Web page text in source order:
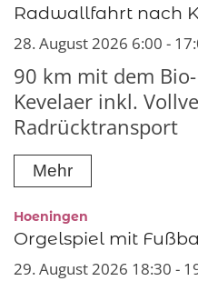
Radwallfahrt nach
28. August 2026 6:00 -
90 km mit dem
Kevelaer inkl.
Radrücktransport
Mehr
Hoeningen
Orgelspiel mit
29. August 2026 18:30 -